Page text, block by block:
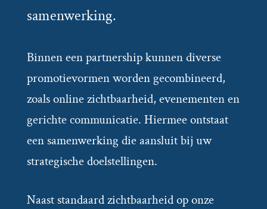
samenwerking.
Binnen een partnership kunnen diverse
promotievormen worden gecombineerd,
zoals online zichtbaarheid, evenementen en
gerichte communicatie. Hiermee ontstaat
een samenwerking die aansluit bij uw
strategische doelstellingen.
Naast standaard zichtbaarheid op onze